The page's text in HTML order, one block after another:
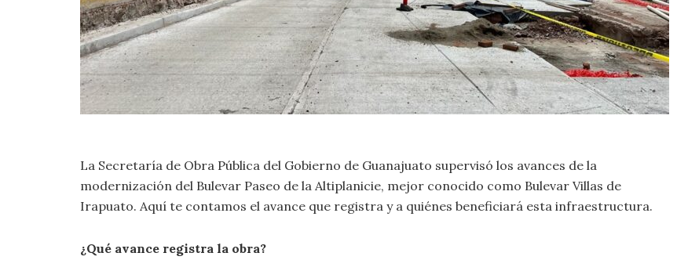
La Secretaría de Obra Pública del Gobierno de Guanajuato supervisó los avances de la
modernización del Bulevar Paseo de la Altiplanicie, mejor conocido como Bulevar Villas de
Irapuato. Aquí te contamos el avance que registra y a quiénes beneficiará esta infraestructura.
¿Qué avance registra la obra?